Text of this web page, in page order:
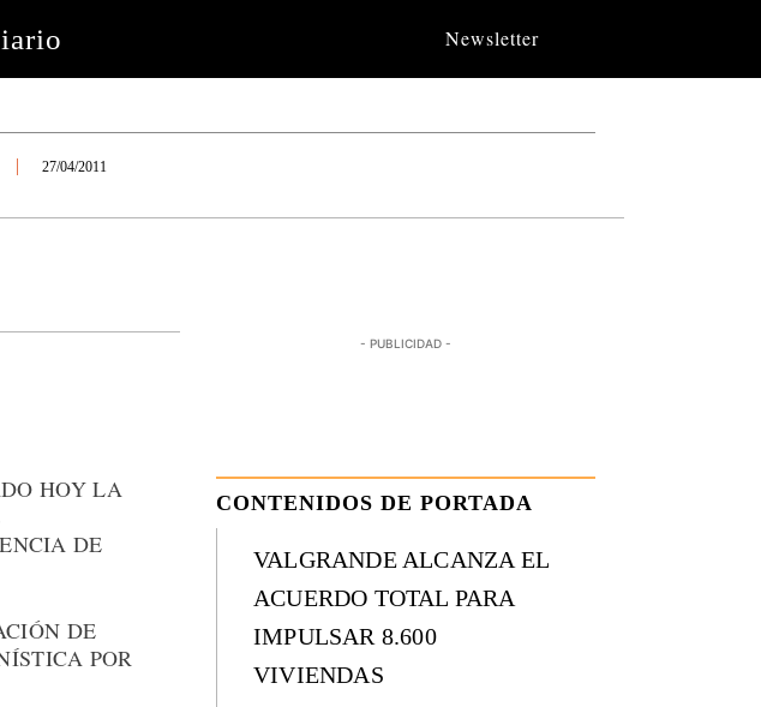
Newsletter
27/04/2011
HOY LA
DE
DE
POR
- PUBLICIDAD -
CONTENIDOS DE PORTADA
VALGRANDE ALCANZA EL
ACUERDO TOTAL PARA
IMPULSAR 8.600
VIVIENDAS